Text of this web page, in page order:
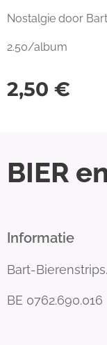
Nostalgie door
2.50/album
2,50 €
BIER
Informatie
Bart-
BE 0762.690.016